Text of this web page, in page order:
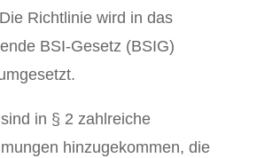
Richtlinie wird in das
BSI-Gesetz (BSIG)
in § 2 zahlreiche
hinzugekommen, die